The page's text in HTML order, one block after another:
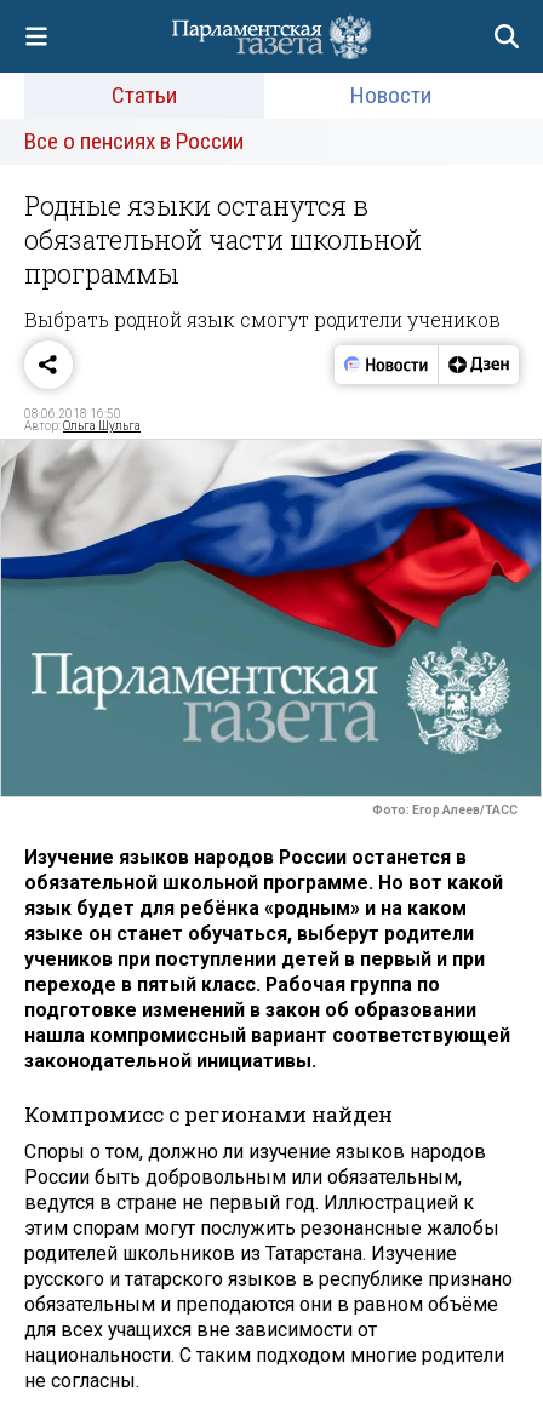
Статьи
Новости
Все о пенсиях в России
Родные языки останутся в
обязательной части школьной
программы
Выбрать родной язык смогут родители учеников
08.06.2018 16:50
Автор:Ольга Шульга
Фото: Егор Алеев/ТАСС
Изучение языков народов России останется в
обязательной школьной программе. Но вот какой
язык будет для ребёнка «родным» и на каком
языке он станет обучаться, выберут родители
учеников при поступлении детей в первый и при
переходе в пятый класс. Рабочая группа по
подготовке изменений в закон об образовании
нашла компромиссный вариант соответствующей
законодательной инициативы.
Компромисс с регионами найден
Споры о том, должно ли изучение языков народов
России быть добровольным или обязательным,
ведутся в стране не первый год. Иллюстрацией к
этим спорам могут послужить резонансные жалобы
родителей школьников из Татарстана. Изучение
русского и татарского языков в республике признано
обязательным и преподаются они в равном объёме
для всех учащихся вне зависимости от
национальности. С таким подходом многие родители
не согласны.